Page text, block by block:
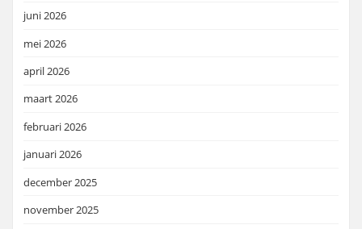
juni 2026
mei 2026
april 2026
maart 2026
februari 2026
januari 2026
december 2025
november 2025